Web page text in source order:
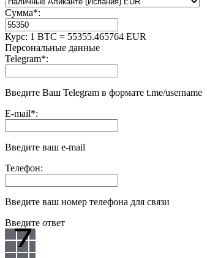
Сумма*:
Курс: 1 BTC = 55355.465764 EUR
Персональные данные
Telegram*:
Введите Ваш Telegram в формате t.me/username
E-mail*:
Введите ваш e-mail
Телефон:
Введите ваш номер телефона для связи
Введите ответ